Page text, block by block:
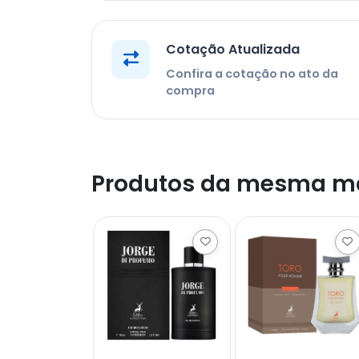
Cotação Atualizada
Confira a cotação no ato da
compra
Produtos da mesma